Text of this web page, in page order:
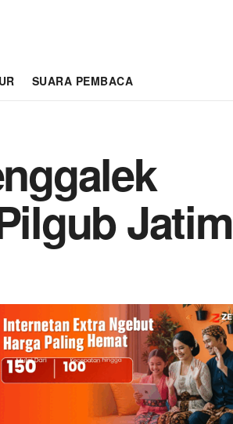
SUARA PEMBACA
Jatim